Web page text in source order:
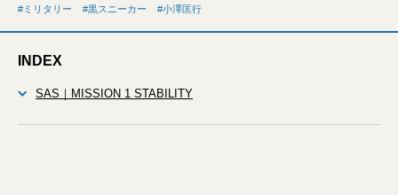
ミリタリー 黒スニーカー 小澤匡行
INDEX
SAS｜MISSION 1 STABILITY